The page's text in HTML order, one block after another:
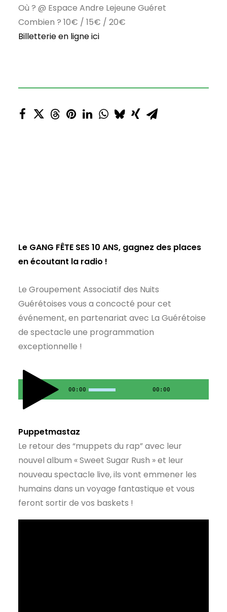
Où ? @ Espace Andre Lejeune Guéret
Combien ? 10€ / 15€ / 20€
Billetterie en ligne ici
Le GANG FÊTE SES 10 ANS, gagnez des places
en écoutant la radio !
Le Groupement Associatif des Nuits
Guérétoises vous a concocté pour cet
événement, en partenariat avec La Guérétoise
de spectacle une programmation
exceptionnelle !
00:00 00:00
Puppetmastaz
Le retour des “muppets du rap” avec leur
nouvel album « Sweet Sugar Rush » et leur
nouveau spectacle live, ils vont emmener les
humains dans un voyage fantastique et vous
feront sortir de vos baskets !